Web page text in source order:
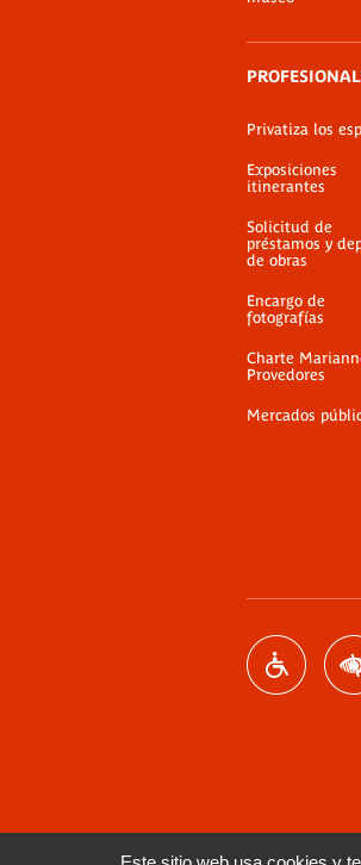
Privatiza los
Exposiciones
itinerantes
Solicitud de
préstamos y
de obras
Encargo de
fotografías
Charte
Provedores
Mercados